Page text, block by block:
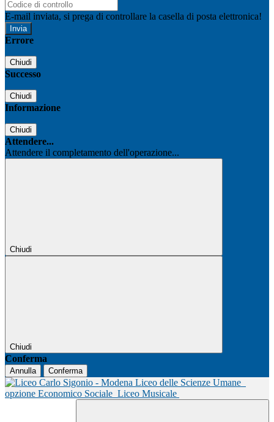
E-mail inviata, si prega di controllare la casella di posta elettronica!
Errore
Chiudi
Successo
Chiudi
Informazione
Chiudi
Attendere...
Attendere il completamento dell'operazione...
Chiudi
Chiudi
Conferma
Annulla Conferma
Liceo delle Scienze Umane
opzione Economico Sociale Liceo Musicale